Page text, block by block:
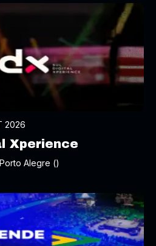
2026
Xperience
Alegre ()